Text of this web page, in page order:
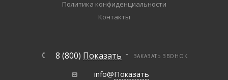
Политика конфиденциальности
Контакты
8 (800) Показать ЗАКАЗАТЬ ЗВОНОК
info@Показать